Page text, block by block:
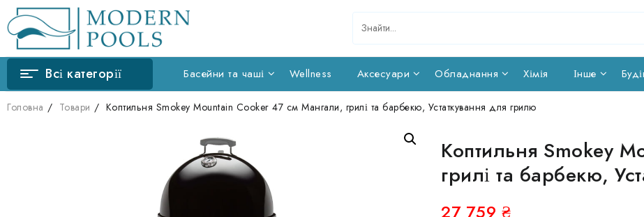
Перейти
до
вмісту
Всі категорії Басейни та чаші Wellness Аксесуари Обладнання Хімія Інше
Головна Товари Коптильня Smokey Mountain Cooker 47 см Мангали, грилі та барбекю, Устаткування для грилю
Коптильня Smokey
грилі та барбекю,
27 759₴